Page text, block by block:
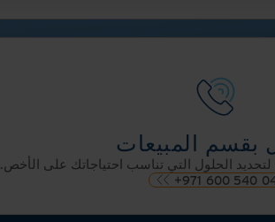
بقسم المبيعات
لتحديد الحلول التي تناسب احتياجاتك على الأخص.
+971 600 540